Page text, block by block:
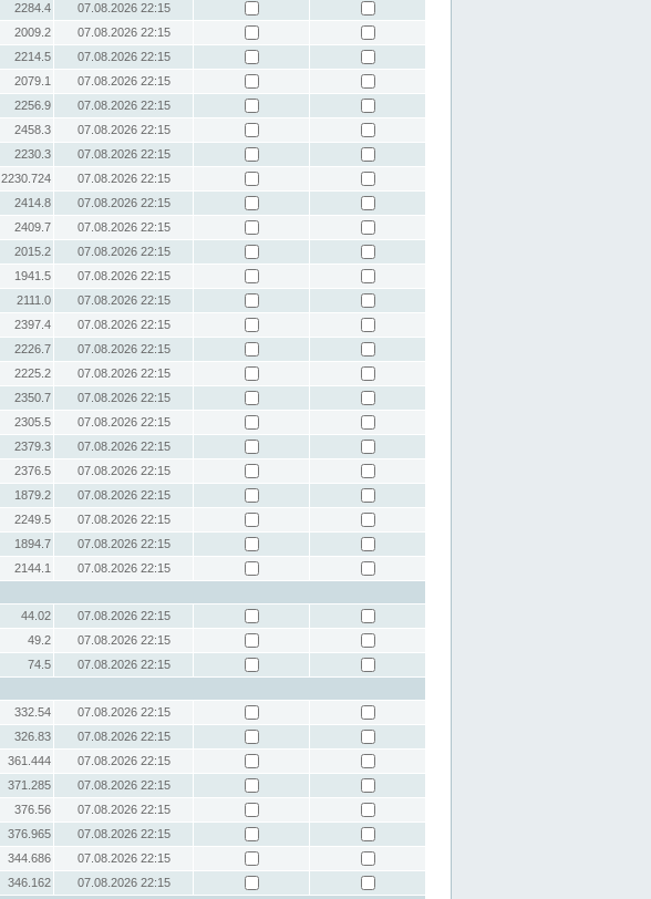
2284.4
07.08.2026 22:15
2009.2
07.08.2026 22:15
2214.5
07.08.2026 22:15
2079.1
07.08.2026 22:15
2256.9
07.08.2026 22:15
2458.3
07.08.2026 22:15
2230.3
07.08.2026 22:15
2230.724
07.08.2026 22:15
2414.8
07.08.2026 22:15
2409.7
07.08.2026 22:15
2015.2
07.08.2026 22:15
1941.5
07.08.2026 22:15
2111.0
07.08.2026 22:15
2397.4
07.08.2026 22:15
2226.7
07.08.2026 22:15
2225.2
07.08.2026 22:15
2350.7
07.08.2026 22:15
2305.5
07.08.2026 22:15
2379.3
07.08.2026 22:15
2376.5
07.08.2026 22:15
1879.2
07.08.2026 22:15
2249.5
07.08.2026 22:15
1894.7
07.08.2026 22:15
2144.1
07.08.2026 22:15
44.02
07.08.2026 22:15
49.2
07.08.2026 22:15
74.5
07.08.2026 22:15
332.54
07.08.2026 22:15
326.83
07.08.2026 22:15
361.444
07.08.2026 22:15
371.285
07.08.2026 22:15
376.56
07.08.2026 22:15
376.965
07.08.2026 22:15
344.686
07.08.2026 22:15
346.162
07.08.2026 22:15